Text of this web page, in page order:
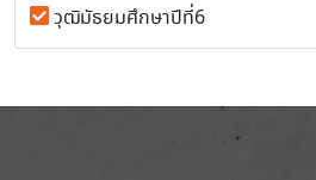
วุฒิมัธยมศึกษาปีที่6